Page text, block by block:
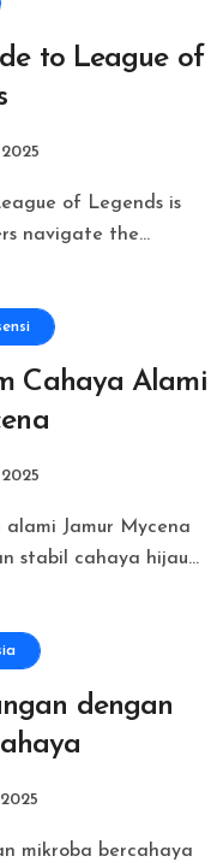
to League of
navigate the...
Cahaya Alami
stabil cahaya hijau...
dengan